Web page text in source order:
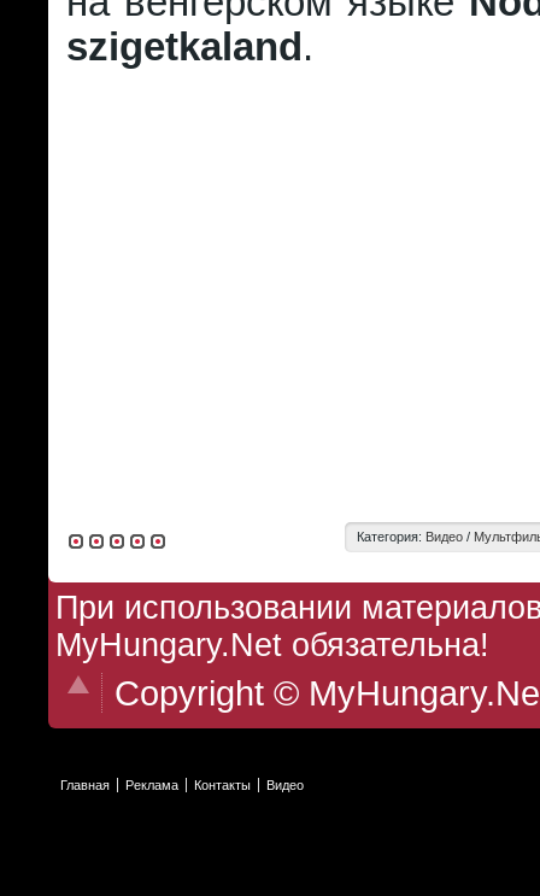
szigetkaland .
Категория: Видео /
При использовании
MyHungary.Net обязательна!
Copyright ©
Главная Реклама Контакты Видео